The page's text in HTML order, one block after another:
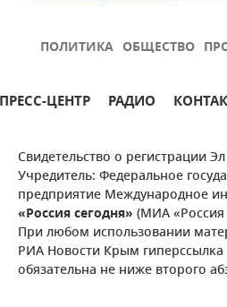
ПОЛИТИКА ОБЩЕСТВО
ПРЕСС-ЦЕНТР РАДИО
Свидетельство о регистрации
Учредитель: Федеральное
предприятие Международное
«Россия сегодня» (МИА «Россия
При любом использовании
РИА Новости Крым
обязательна не ниже второго